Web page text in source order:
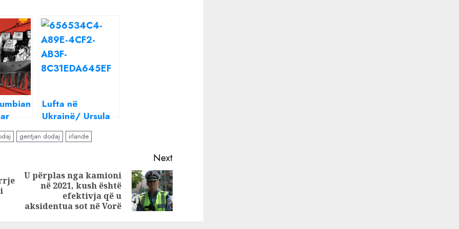
Lufta në
Ukrainë/ Ursula
von der Leyen
shkon në Bucha:
ushtrisë së Putinit
gentjan dodaj irlande
Previous
post:
Next
post:
U përplas nga kamioni
në 2021, kush është
efektivja që u
aksidentua sot në Vorë